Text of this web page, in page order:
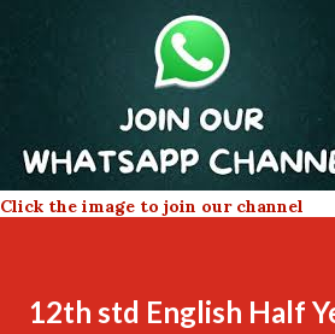
Click the image to join our channel
12th std English Half